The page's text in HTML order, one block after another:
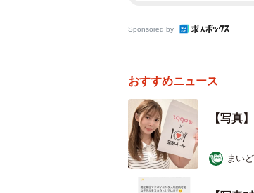
Sponsored by
おすすめニュース
【写真
まい